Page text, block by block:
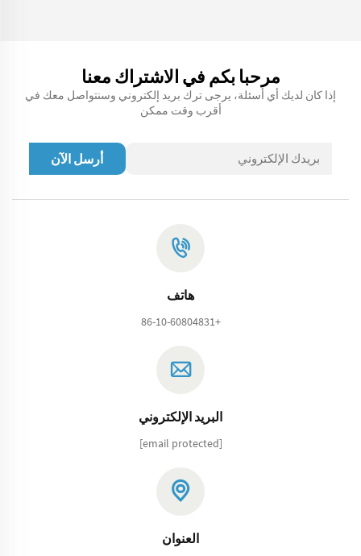
مرحبا بكم في الاشتراك معنا
إذا كان لديك أي أسئلة، يرجى ترك بريد إلكتروني وسنتواصل معك في
أقرب وقت ممكن
أرسل الآن
هاتف
+86-10-60804831
البريد الإلكتروني
[email protected]
العنوان